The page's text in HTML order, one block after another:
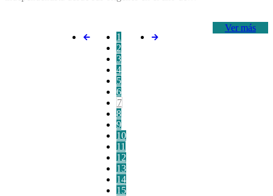
Ver más
1
2
3
4
5
6
7
8
9
10
11
12
13
14
15